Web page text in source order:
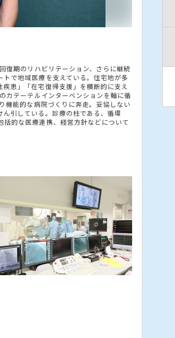
復期のリハビリテーション、さらに継続
で地域医療を支えている。住宅地が多
患」「在宅復帰支援」を横断的に支え
カテーテルインターベンションを軸に循
機能的な病院づくりに奔走。妥協しない
ん引している。診療の柱である、循環
的な医療連携、経営方針などについて